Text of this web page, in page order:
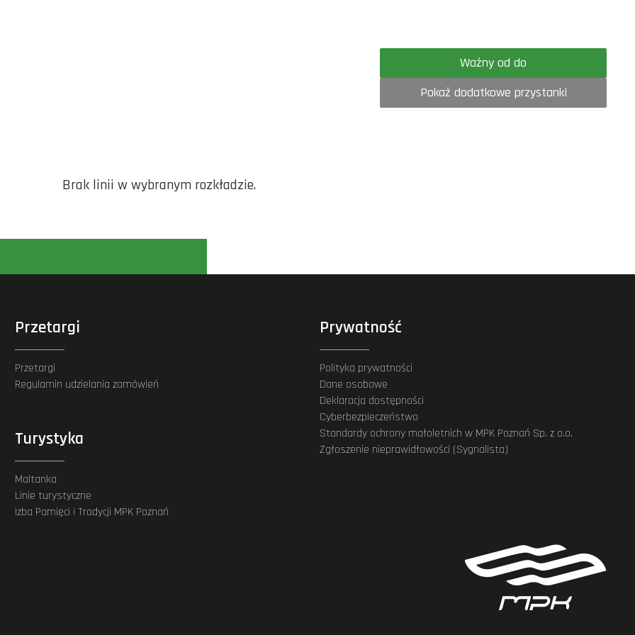
Ważny od do
Pokaż dodatkowe przystanki
Brak linii w wybranym rozkładzie.
Przetargi
Przetargi
Regulamin udzielania zamówień
Turystyka
Maltanka
Linie turystyczne
Izba Pamięci i Tradycji MPK Poznań
Prywatność
Polityka prywatności
Dane osobowe
Deklaracja dostępności
Cyberbezpieczeństwo
Standardy ochrony małoletnich w MPK Poznań Sp. z o.o.
Zgłoszenie nieprawidłowości (Sygnalista)